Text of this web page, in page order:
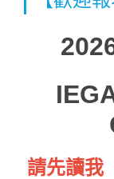
請先讀我